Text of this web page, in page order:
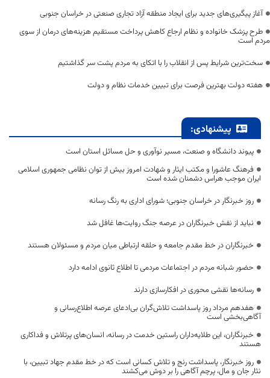
آغاز پیگیری‌های جدید برای ایجاد منطقه آزاد تجاری صنعتی در خراسان جنوبی
طرح پزشک خانواده و نظام ارجاع کاهش پرداخت مستقیم هزینه‌های درمان از سوی
مردم است
سخت‌ترین شرایط پس از انقلاب را با اتکای به مردم پشت سر گذاشتیم
هفته دولت بهترین فرصت برای تبیین خدمات نظام و دولت
پیشنهادی:
پیوند دانشگاه و صنعت، مسیر نوآوری و حل مسائل استان است
فرهنگ عاشورا و مکتب ایثار و شهادت امروز بیش از توان نظامی جمهوری اسلامی
ایران موجب هراس دشمنان شده است
روز خبرنگار در خراسان جنوبی؛ شورای اداری به رنگ رسانه
نباید از نقش خبرنگاران در عرصه جنگ روایت‌ها غافل شد
خبرنگاران در خط مقدم جامعه و حلقه ارتباطی میان مردم و مسئولان هستند
حضور شبانه مردم در اجتماعات مردمی تا اطلاع ثانوی ادامه دارد
رسانه‌ها نقشی محوری در افکارسازی دارند
هفدهم مرداد روز پاسداشت تلاش‌گران بی‌ادعای عرصه اطلاع‌رسانی و
آگاهی‌بخشی است
خبرنگاران، این طلایه‌داران راستین خدمت در رسانه، انسان‌های پرتلاش و فداکاری
هستند
روز خبرنگار، پاسداشت رنج و تلاش کسانی است که در خط مقدم جهاد تبیین، با
نثار جان و مال، پرچم آگاهی را بر دوش می‌کشند